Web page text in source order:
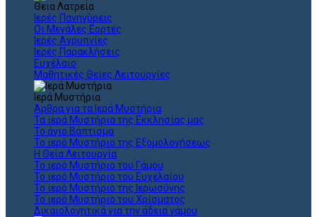
Θεια Λατρεία
Ιερές Πανηγύρεις
Οι Μεγάλες Εορτές
Ιερές Αγρυπνίες
Ιερές Παρακλήσεις
Ευχέλαιο
Μαθητικές Θείες Λειτουργίες
Ιερά Μυστήρια
Άρθρα για τα Ιερά Μυστήρια
Τα ιερά Μυστήρια της Εκκλησίας μας
Το άγιο Βάπτισμα
Το ιερό Μυστήριο της Εξομολογήσεως
Η Θεία Λειτουργία
Το ιερό Μυστήριο του Γάμου
Το ιερό Μυστήριο του Ευχελαίου
Το ιερό Μυστήριο της Ιερωσύνης
Το ιερό Μυστήριο του Χρίσματος
Δικαιολογητικά για την άδεια γάμου